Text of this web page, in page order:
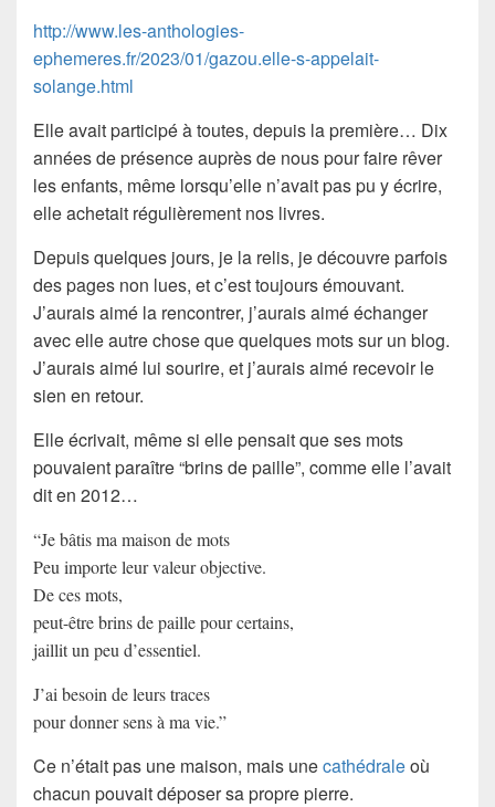
http://www.les-anthologies-
ephemeres.fr/2023/01/gazou.elle-s-appelait-
solange.html
Elle avait participé à toutes, depuis la première… Dix
années de présence auprès de nous pour faire rêver
les enfants, même lorsqu’elle n’avait pas pu y écrire,
elle achetait régulièrement nos livres.
Depuis quelques jours, je la relis, je découvre parfois
des pages non lues, et c’est toujours émouvant.
J’aurais aimé la rencontrer, j’aurais aimé échanger
avec elle autre chose que quelques mots sur un blog.
J’aurais aimé lui sourire, et j’aurais aimé recevoir le
sien en retour.
Elle écrivait, même si elle pensait que ses mots
pouvaient paraître “brins de paille”, comme elle l’avait
dit en 2012…
“Je bâtis ma maison de mots
Peu importe leur valeur objective.
De ces mots,
peut-être brins de paille pour certains,
jaillit un peu d’essentiel.
J’ai besoin de leurs traces
pour donner sens à ma vie.”
Ce n’était pas une maison, mais unecathédraleoù
chacun pouvait déposer sa propre pierre.